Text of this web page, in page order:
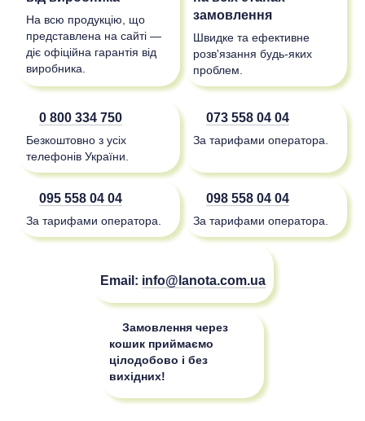
На всю продукцію, що
представлена на сайті —
діє офіційна гарантія від
виробника.
замовлення
Швидке та ефективне
розв'язання будь-яких
проблем.
0 800 334 750
Безкоштовно з усіх
телефонів України.
073 558 04 04
За тарифами оператора.
095 558 04 04
За тарифами оператора.
098 558 04 04
За тарифами оператора.
Email: info@lanota.com.ua
Замовлення через
кошик приймаємо
цілодобово і без
вихідних!